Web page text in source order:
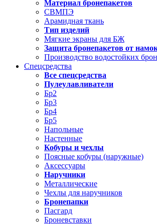
Материал бронепакетов
СВМПЭ
Арамидная ткань
Тип изделий
Мягкие экраны для БЖ
Защита бронепакетов от
Производство водостойких
Спецсредства
Все спецсредства
Пулеулавливатели
Бр2
Бр3
Бр4
Бр5
Напольные
Настенные
Кобуры и чехлы
Поясные кобуры (наружные)
Аксессуары
Наручники
Металлические
Чехлы для наручников
Бронепапки
Пасгард
Броневставки